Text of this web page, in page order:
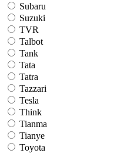
Subaru
Suzuki
TVR
Talbot
Tank
Tata
Tatra
Tazzari
Tesla
Think
Tianma
Tianye
Toyota